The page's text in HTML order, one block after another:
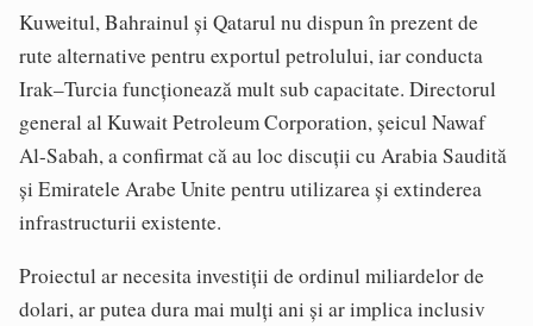
Kuweitul, Bahrainul și Qatarul nu dispun în prezent de
rute alternative pentru exportul petrolului, iar conducta
Irak–Turcia funcționează mult sub capacitate. Directorul
general al Kuwait Petroleum Corporation, șeicul Nawaf
Al-Sabah, a confirmat că au loc discuții cu Arabia Saudită
și Emiratele Arabe Unite pentru utilizarea și extinderea
infrastructurii existente.
Proiectul ar necesita investiții de ordinul miliardelor de
dolari, ar putea dura mai mulți ani și ar implica inclusiv